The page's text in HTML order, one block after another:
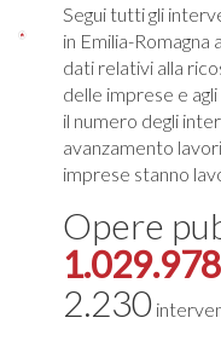
INTERVIENE
Segui tutti gli
in Emilia-Romagna
dati relativi alla
delle imprese e
il numero degli
avanzamento
imprese stanno
Opere
2.230